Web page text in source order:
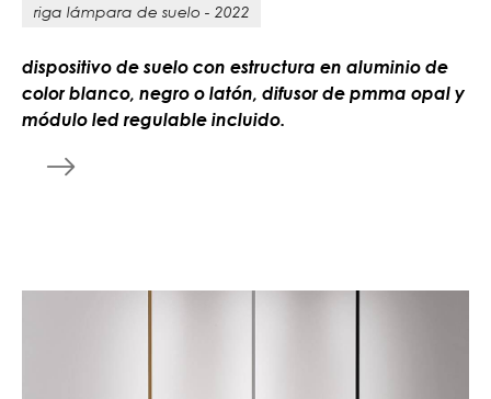
riga lámpara de suelo - 2022
dispositivo de suelo con estructura en aluminio de
color blanco, negro o latón, difusor de pmma opal y
módulo led regulable incluido.